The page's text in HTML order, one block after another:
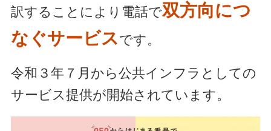
訳することにより電話で双方向につ
なぐサービスです。
令和３年７月から公共インフラとしての
サービス提供が開始されています。